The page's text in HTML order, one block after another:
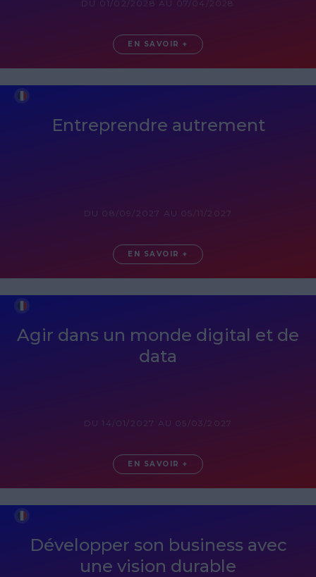
DU 01/02/2028 AU 07/04/2028
EN SAVOIR +
Entreprendre autrement
DU 08/09/2027 AU 05/11/2027
EN SAVOIR +
Agir dans un monde digital et de
data
DU 14/01/2027 AU 05/03/2027
EN SAVOIR +
Développer son business avec
une vision durable